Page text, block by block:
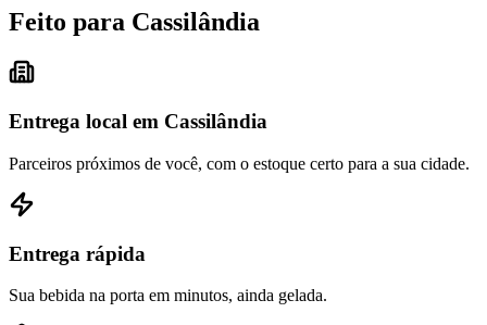
Feito para Cassilândia
Entrega local em Cassilândia
Parceiros próximos de você, com o estoque certo para a sua cidade.
Entrega rápida
Sua bebida na porta em minutos, ainda gelada.